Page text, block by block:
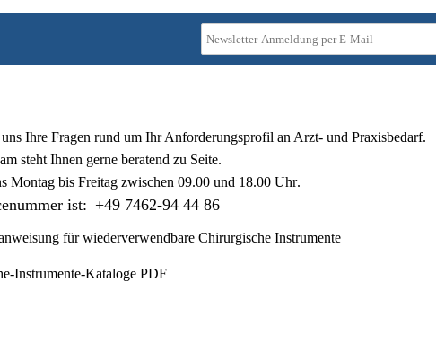
Ihre Fragen rund um Ihr Anforderungsprofil an Arzt- und Praxisbedarf.
steht Ihnen gerne beratend zu Seite.
Montag bis Freitag zwischen 09.00 und 18.00 Uhr.
ist: +49 7462-94 44 86
für wiederverwendbare Chirurgische Instrumente
Instrumente-Kataloge PDF